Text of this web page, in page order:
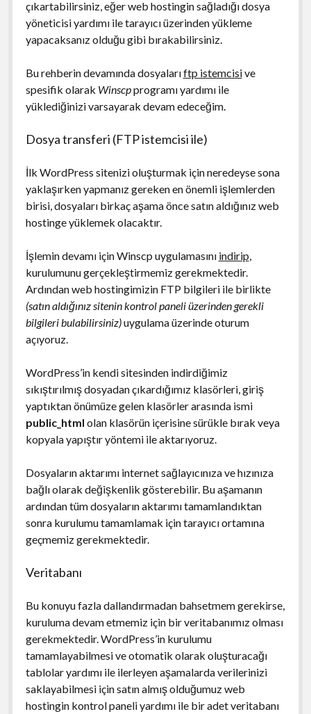
çıkartabilirsiniz, eğer web hostingin sağladığı dosya
yöneticisi yardımı ile tarayıcı üzerinden yükleme
yapacaksanız olduğu gibi bırakabilirsiniz.
Bu rehberin devamında dosyalarıftp istemcisive
spesifik olarak Winscpprogramı yardımı ile
yüklediğinizi varsayarak devam edeceğim.
Dosya transferi (FTP istemcisi ile)
İlk WordPress sitenizi oluşturmak için neredeyse sona
yaklaşırken yapmanız gereken en önemli işlemlerden
birisi, dosyaları birkaç aşama önce satın aldığınız web
hostinge yüklemek olacaktır.
İşlemin devamı için Winscp uygulamasını indirip
kurulumunu gerçekleştirmemiz gerekmektedir.
Ardından web hostingimizin FTP bilgileri ile birlikte
(satın aldığınız sitenin kontrol paneli üzerinden gerekli
bilgileri bulabilirsiniz)uygulama üzerinde oturum
açıyoruz.
WordPress’in kendi sitesinden indirdiğimiz
sıkıştırılmış dosyadan çıkardığımız klasörleri, giriş
yaptıktan önümüze gelen klasörler arasında ismi
public_html olan klasörün içerisine sürükle bırak veya
kopyala yapıştır yöntemi ile aktarıyoruz.
Dosyaların aktarımı internet sağlayıcınıza ve hızınıza
bağlı olarak değişkenlik gösterebilir. Bu aşamanın
ardından tüm dosyaların aktarımı tamamlandıktan
sonra kurulumu tamamlamak için tarayıcı ortamına
geçmemiz gerekmektedir.
Veritabanı
Bu konuyu fazla dallandırmadan bahsetmem gerekirse,
kuruluma devam etmemiz için bir veritabanımız olması
gerekmektedir. WordPress’in kurulumu
tamamlayabilmesi ve otomatik olarak oluşturacağı
tablolar yardımı ile ilerleyen aşamalarda verilerinizi
saklayabilmesi için satın almış olduğumuz web
hostingin kontrol paneli yardımı ile bir adet veritabanı